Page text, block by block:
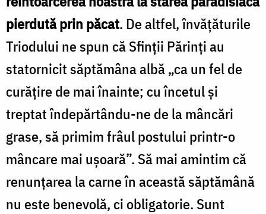
pierdută prin păcat. De altfel, învățăturile
Triodului ne spun că Sfinții Părinți au
statornicit săptămâna albă „ca un fel de
curățire de mai înainte; cu încetul și
treptat îndepărtându-ne de la mâncări
grase, să primim frâul postului printr-o
mâncare mai ușoară”. Să mai amintim că
renunțarea la carne în această săptămână
nu este benevolă, ci obligatorie. Sunt